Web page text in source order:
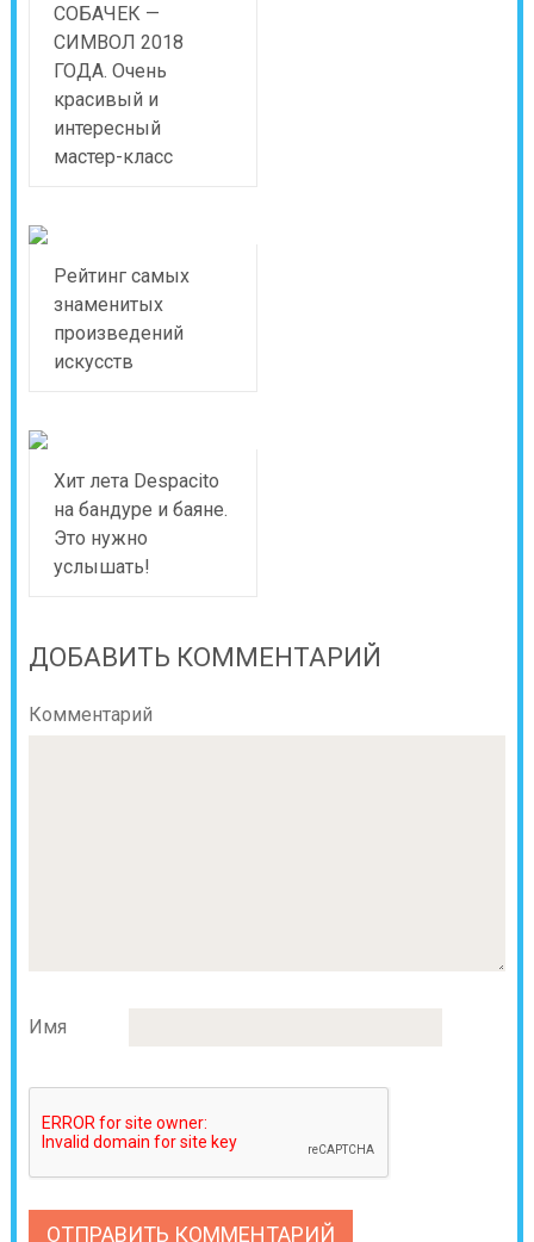
СОБАЧЕК —
СИМВОЛ 2018
ГОДА. Очень
красивый и
интересный
мастер-класс
Рейтинг самых
знаменитых
произведений
искусств
Хит лета Despacito
на бандуре и баяне.
Это нужно
услышать!
ДОБАВИТЬ КОММЕНТАРИЙ
Комментарий
Имя